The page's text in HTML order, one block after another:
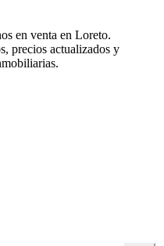
en venta en Loreto.
precios actualizados y